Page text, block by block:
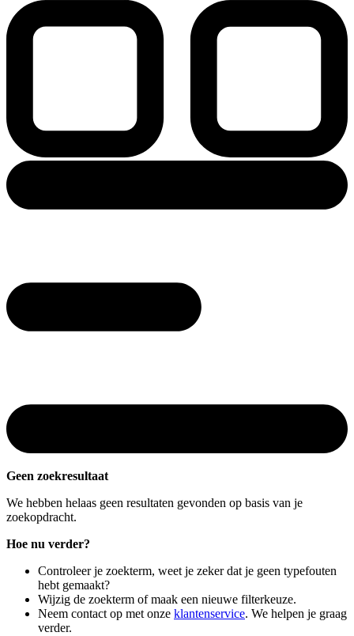
Geen zoekresultaat
We hebben helaas geen resultaten gevonden op basis van je
zoekopdracht.
Hoe nu verder?
Controleer je zoekterm, weet je zeker dat je geen typefouten
hebt gemaakt?
Wijzig de zoekterm of maak een nieuwe filterkeuze.
Neem contact op met onze klantenservice. We helpen je graag
verder.